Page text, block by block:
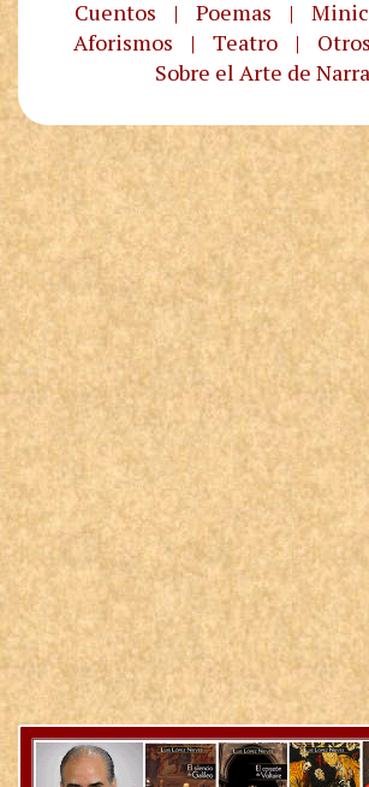
Cuentos | Poemas |
Aforismos
| Teatro |
Sobre el Arte de